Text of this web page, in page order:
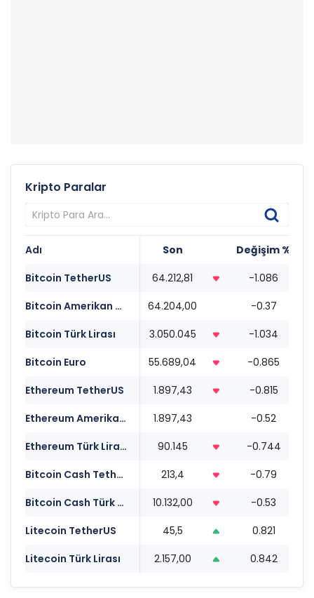
Kripto Paralar
Adı Son Değişim %
Bitcoin TetherUS
64.212,81 -1.086
Bitcoin Amerikan Doları
64.204,00 -0.37
Bitcoin Türk Lirası
3.050.045 -1.034
Bitcoin Euro
55.689,04 -0.865
Ethereum TetherUS
1.897,43 -0.815
Ethereum Amerikan Doları
1.897,43 -0.52
Ethereum Türk Lirası
90.145 -0.744
Bitcoin Cash TetherUS
213,4 -0.79
Bitcoin Cash Türk Lirası
10.132,00 -0.53
Litecoin TetherUS
45,5 0.821
Litecoin Türk Lirası
2.157,00 0.842